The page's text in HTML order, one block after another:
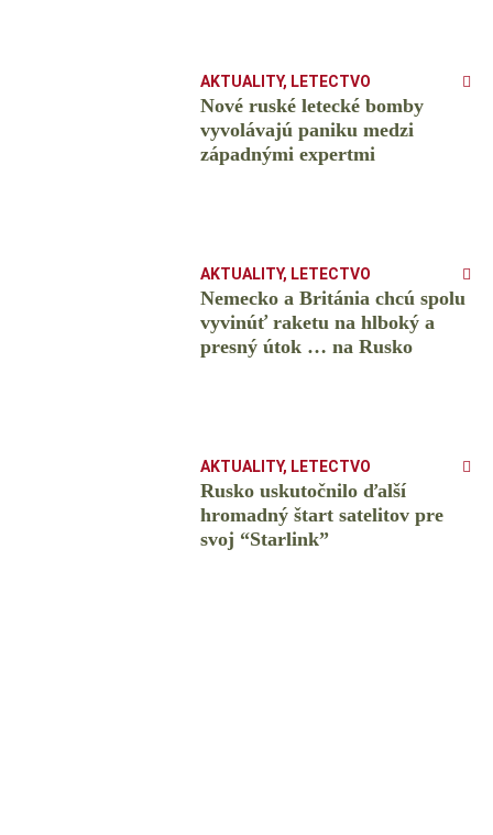
AKTUALITY, LETECTVO
Nové ruské letecké bomby
vyvolávajú paniku medzi
západnými expertmi
AKTUALITY, LETECTVO
Nemecko a Británia chcú spolu
vyvinúť raketu na hlboký a
presný útok … na Rusko
AKTUALITY, LETECTVO
Rusko uskutočnilo ďalší
hromadný štart satelitov pre
svoj “Starlink”